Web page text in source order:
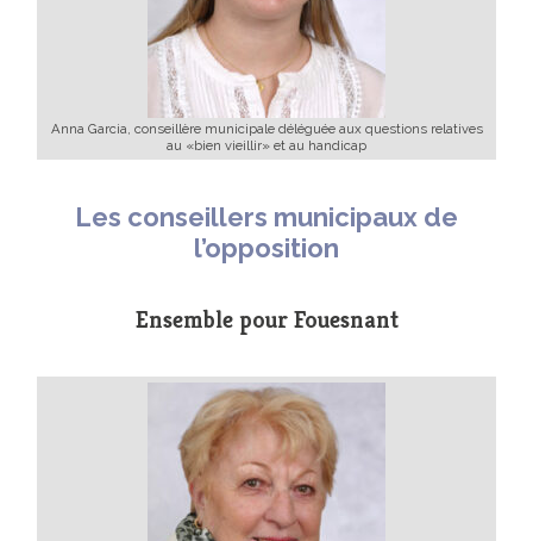
Anna Garcia, conseillère municipale déléguée aux questions relatives
au «bien vieillir» et au handicap
Les conseillers municipaux de
l’opposition
Ensemble pour Fouesnant